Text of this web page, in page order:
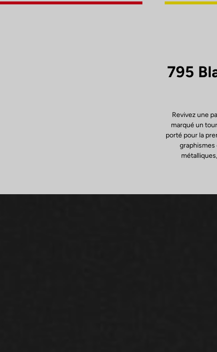
795
Revivez une
marqué un
porté pour la
graphismes